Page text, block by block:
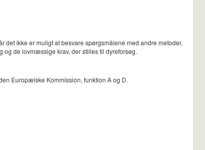
ikke er muligt at besvare spørgsmålene med andre metoder,
og de lovmæssige krav, der stilles til dyreforsøg.
Europæiske Kommission, funktion A og D.